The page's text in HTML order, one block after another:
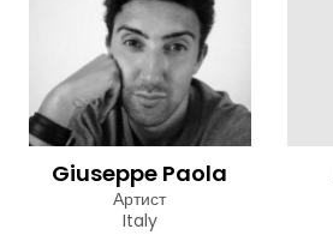
Giuseppe Paola
Артист
Italy